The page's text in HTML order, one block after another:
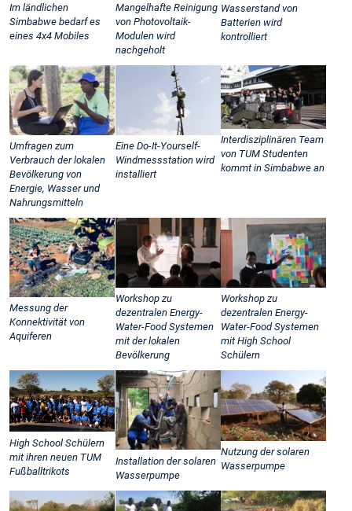
Im ländlichen
Simbabwe bedarf es
eines 4x4 Mobiles
Mangelhafte Reinigung
von Photovoltaik-
Modulen wird
nachgeholt
Wasserstand von
Batterien wird
kontrolliert
Umfragen zum
Verbrauch der lokalen
Bevölkerung von
Energie, Wasser und
Nahrungsmitteln
Eine Do-It-Yourself-
Windmessstation wird
installiert
Interdisziplinären Team
von TUM Studenten
kommt in Simbabwe an
Messung der
Konnektivität von
Aquiferen
Workshop zu
dezentralen Energy-
Water-Food Systemen
mit der lokalen
Bevölkerung
Workshop zu
dezentralen Energy-
Water-Food Systemen
mit High School
Schülern
High School Schülern
mit ihren neuen TUM
Fußballtrikots
Installation der solaren
Wasserpumpe
Nutzung der solaren
Wasserpumpe